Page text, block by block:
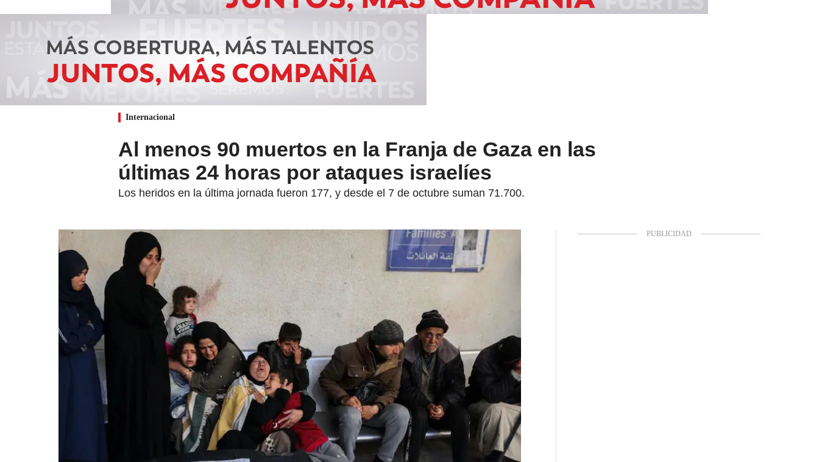
Internacional
Al menos 90 muertos en la Franja de Gaza en las
últimas 24 horas por ataques israelíes
Los heridos en la última jornada fueron 177, y desde el 7 de octubre suman 71.700.